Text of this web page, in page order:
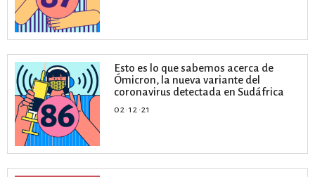
Esto es lo que sabemos acerca de
Ómicron, la nueva variante del
coronavirus detectada en Sudáfrica
02·12·21